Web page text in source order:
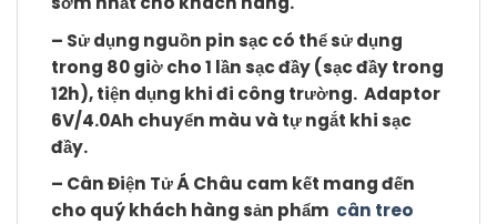
– Sử dụng nguồn pin sạc có thể sử dụng
trong 80 giờ cho 1 lần sạc đầy (sạc đầy trong
12h), tiện dụng khi đi công trường. Adaptor
6V/4.0Ah chuyển màu và tự ngắt khi sạc
đầy.
– Cân Điện Tử Á Châu cam kết mang đến
cho quý khách hàng sản phẩm cân treo